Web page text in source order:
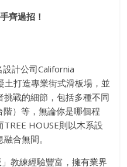
齊過招！
計公司California
打造專業街式滑板場，並
戰的細節，包括多種不同
）等，無論你是哪個程
HOUSE則以木系設
合無間。